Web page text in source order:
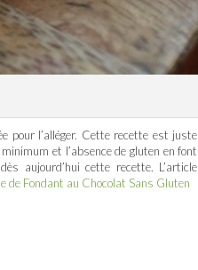
pour l’alléger. Cette recette est juste
et l’absence de gluten en font
aujourd’hui cette recette. L’article
de Fondant au Chocolat Sans Gluten